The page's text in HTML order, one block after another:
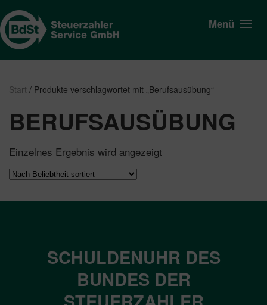
Menü
Start / Produkte verschlagwortet mit „Berufsausübung“
BERUFSAUSÜBUNG
Einzelnes Ergebnis wird angezeigt
SCHULDENUHR DES
BUNDES DER